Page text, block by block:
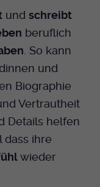
und schreibt
beruflich
. So kann
und
Biographie
Vertrautheit
Details helfen
dass ihre
wieder